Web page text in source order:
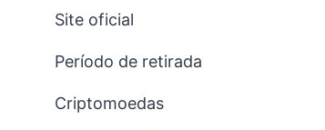
Site oficial
Período de retirada
Criptomoedas